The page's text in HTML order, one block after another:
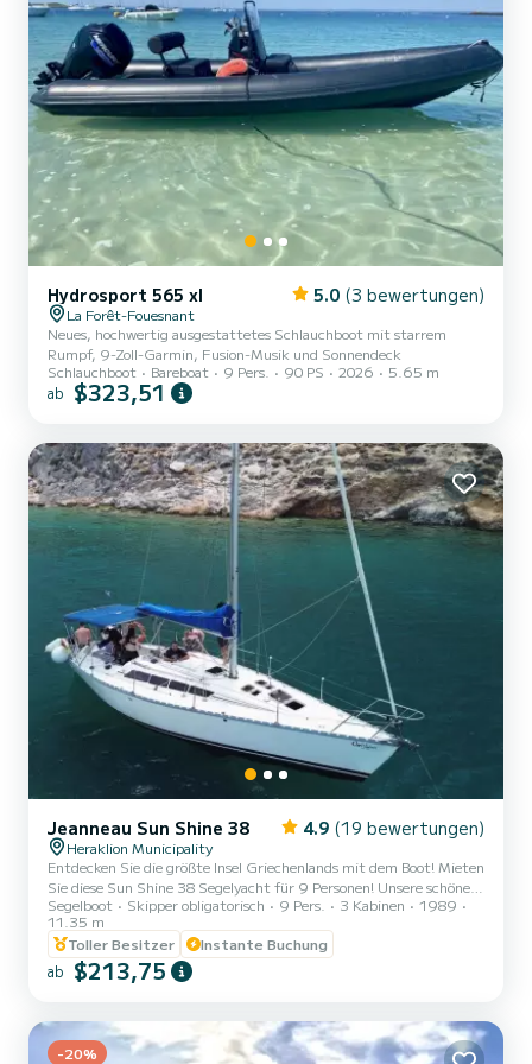
Hydrosport 565 xl 5.0 (3 bewertungen)
La Forêt-Fouesnant
Neues, hochwertig ausgestattetes Schlauchboot mit starrem
Rumpf, 9-Zoll-Garmin, Fusion-Musik und Sonnendeck
Schlauchboot
Bareboat 9 Pers. 90 PS 2026 5.65 m
ab $323,51
Jeanneau Sun Shine 38 4.9 (19 bewertungen)
Heraklion Municipality
Entdecken Sie die größte Insel Griechenlands mit dem Boot! Mieten
Sie diese Sun Shine 38 Segelyacht für 9 Personen! Unsere schöne
und gepflegte Jeanneau Sunshine 38, stationiert in Heraklion,
Kreta, Griechenland, ist für Tagesausflüge zur Insel Dia und den
nahegelegenen Stränden verfügbar, sowie für mehrtägige
Kreuzfahrten zu den Kykladen (Santorin, Paros, Milos usw.) und
den Dodekanes-Inseln (Astypalaia, Rhodos usw.). Unter Segeln
Segelboot Skipper obligatorisch 9 Pers. 3 Kabinen
1989
11.35 m
Toller Besitzer
Instante Buchung
ab $213,75
-20%